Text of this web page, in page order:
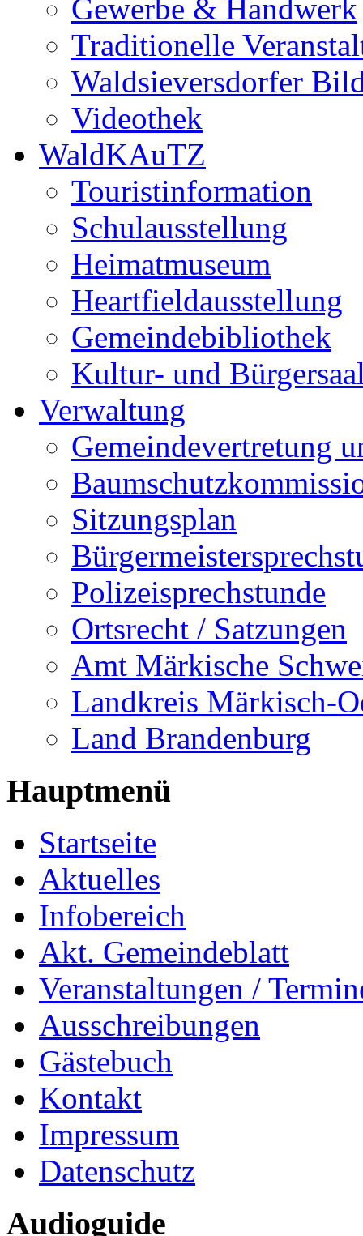
Gewerbe & Handwerk
Traditionelle
Waldsieversdorfer
Videothek
WaldKAuTZ
Touristinformation
Schulausstellung
Heimatmuseum
Heartfieldausstellung
Gemeindebibliothek
Kultur- und
Verwaltung
Gemeindevertretung
Sitzungsplan
Polizeisprechstunde
Ortsrecht / Satzungen
Amt Märkische
Landkreis Märkisch-
Land Brandenburg
Hauptmenü
Startseite
Aktuelles
Infobereich
Akt. Gemeindeblatt
Veranstaltungen /
Ausschreibungen
Gästebuch
Kontakt
Impressum
Datenschutz
Audioguide